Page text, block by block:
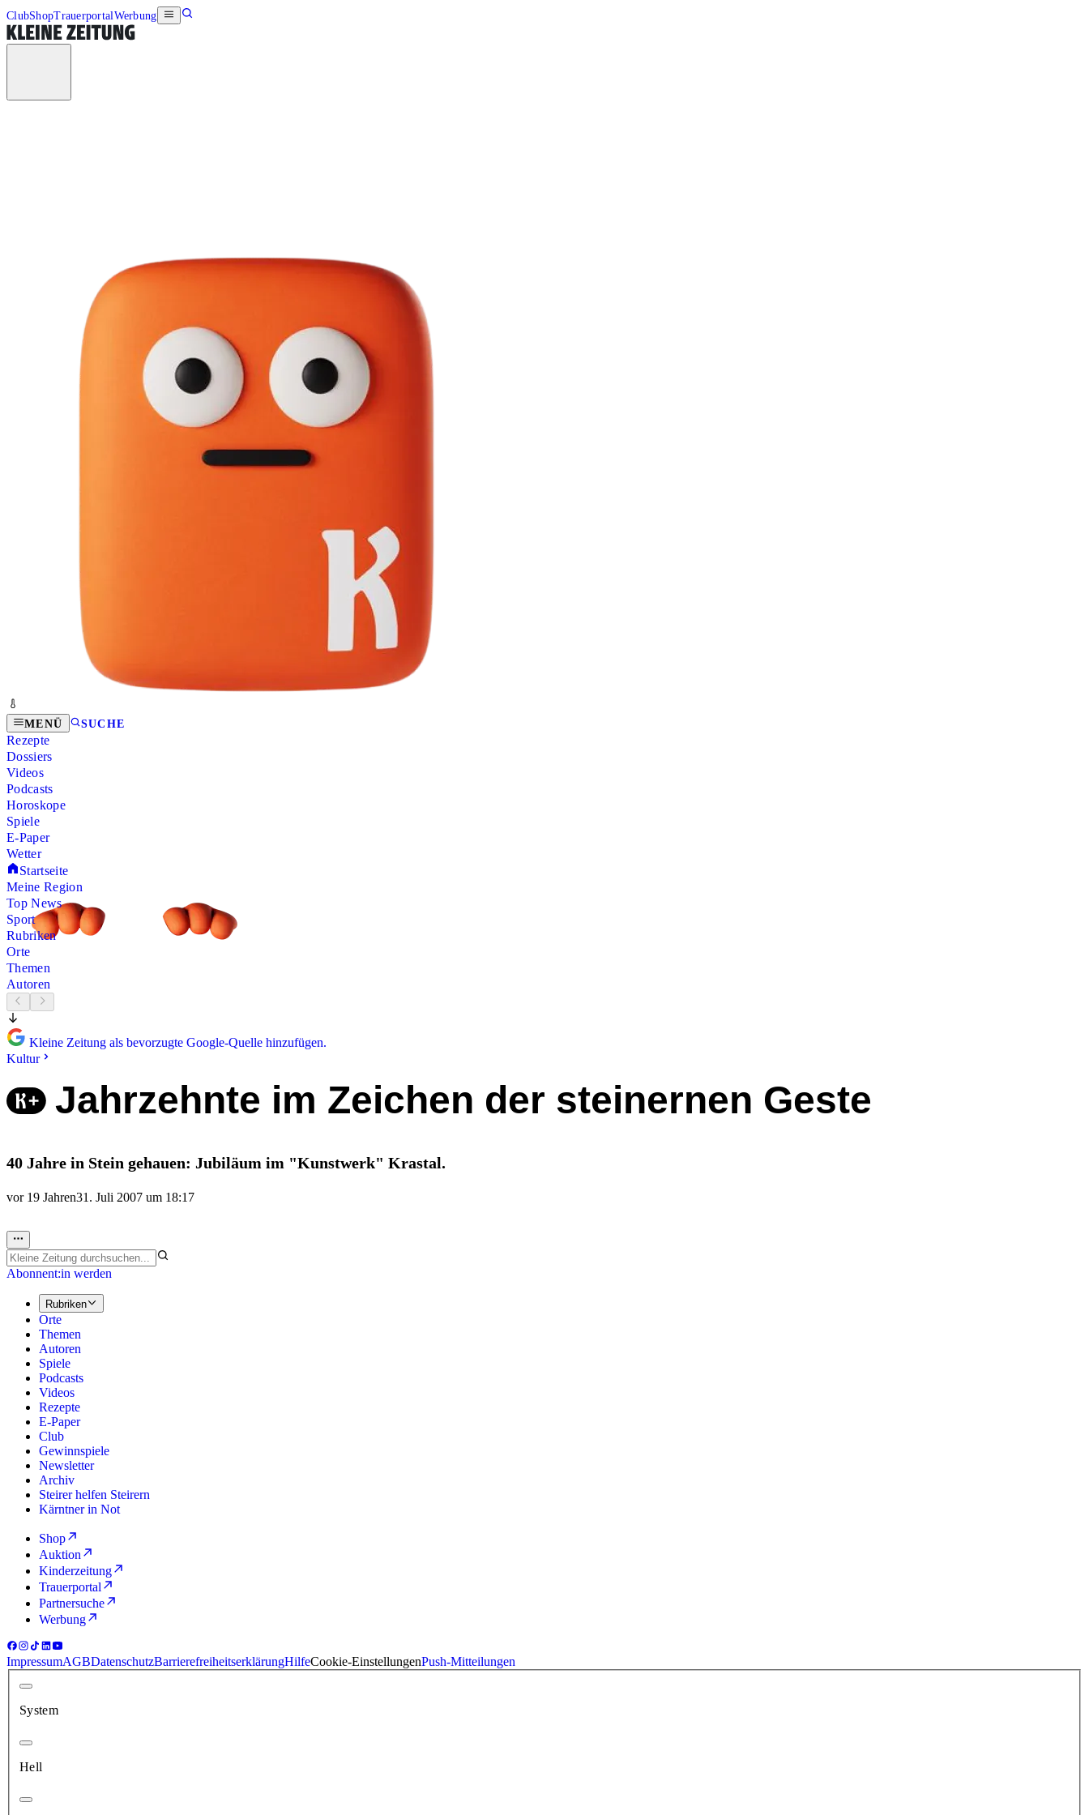
ClubShopTrauerportalWerbung
MENÜ SUCHE
Rezepte
Dossiers
Videos
Podcasts
Horoskope
Spiele
E-Paper
Wetter
Startseite
Meine Region
Top News
Sport
Rubriken
Orte
Themen
Autoren
Kleine Zeitung als bevorzugte Google-Quelle hinzufügen.
Kultur
Jahrzehnte im Zeichen der steinernen Geste
40 Jahre in Stein gehauen: Jubiläum im "Kunstwerk" Krastal.
vor 19 Jahren31. Juli 2007 um 18:17
Abonnent:in werden
Rubriken
Orte
Themen
Autoren
Spiele
Podcasts
Videos
Rezepte
E-Paper
Club
Gewinnspiele
Newsletter
Archiv
Steirer helfen Steirern
Kärntner in Not
Shop
Auktion
Kinderzeitung
Trauerportal
Partnersuche
Werbung
ImpressumAGBDatenschutzBarrierefreiheitserklärungHilfeCookie-EinstellungenPush-Mitteilungen
System
Hell